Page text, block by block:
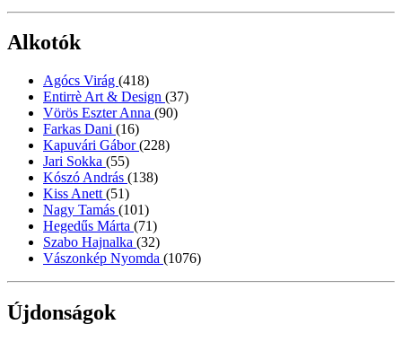
Alkotók
Agócs Virág (418)
Entirrè Art & Design (37)
Vörös Eszter Anna (90)
Farkas Dani (16)
Kapuvári Gábor(228)
Jari Sokka (55)
Kószó András (138)
Kiss Anett (51)
Nagy Tamás (101)
Hegedűs Márta (71)
Szabo Hajnalka (32)
Vászonkép Nyomda (1076)
Újdonságok